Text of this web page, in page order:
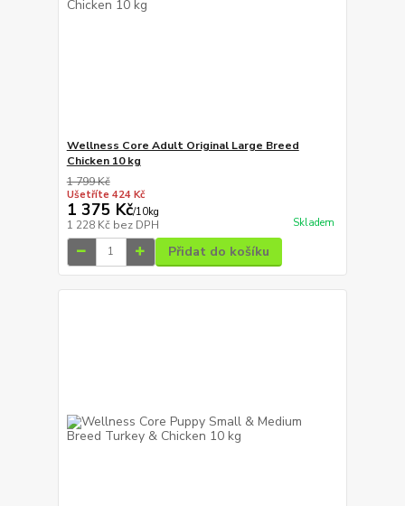
Wellness Core Adult Original Large Breed
Chicken 10 kg
1 799 Kč
Ušetříte 424 Kč
1 375 Kč/10kg
1 228 Kč bez DPH Skladem
Přidat do košíku